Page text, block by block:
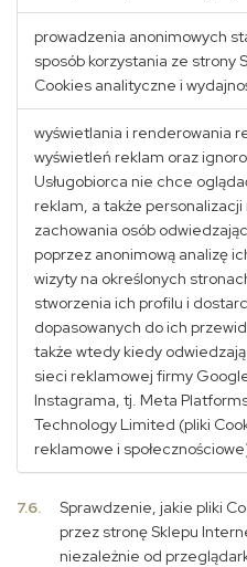
prowadzenia anonimowych
sposób korzystania ze strony
Cookies analityczne i
wyświetlania i renderowania
wyświetleń reklam oraz
Usługobiorca nie chce
reklam, a także
zachowania osób
poprzez anonimową analizę
wizyty na określonych
stworzenia ich profilu i
dopasowanych do ich
także wtedy kiedy
sieci reklamowej firmy
Instagrama, tj. Meta
Technology Limited (pliki
reklamowe i
7.6.
Sprawdzenie, jakie pliki
przez stronę Sklepu
niezależnie od